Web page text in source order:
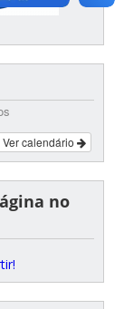
Ver calendário
no